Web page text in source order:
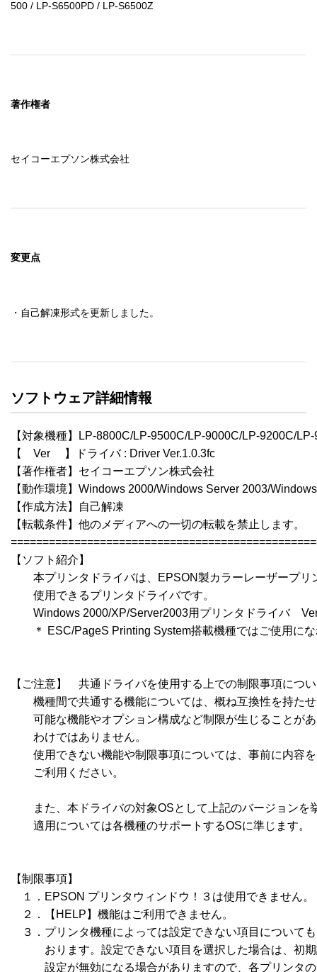
500 / LP-S6500PD / LP-S6500Z
著作権者
セイコーエプソン株式会社
変更点
・自己解凍形式を更新しました。
ソフトウェア詳細情報
【対象機種】LP-8800C/LP-9500C/LP-9000C/LP-9200C/
【　Ver 　】ドライバ : Driver Ver.1.0.3fc
【著作権者】セイコーエプソン株式会社
【動作環境】Windows 2000/Windows Server 2003/
【作成方法】自己解凍
【転載条件】他のメディアへの一切の転載を禁止します。
【ソフト紹介】
本プリンタドライバは、EPSON製カラーレーザープリ
使用できるプリンタドライバです。
Windows 2000/XP/Server2003用プリンタドライバ　
＊ ESC/PageS Printing System搭載機種ではご使用にな
【ご注意】　共通ドライバを使用する上での制限事項につ
機種間で共通する機能については、概ね互換性を持たせ
可能な機能やオプション構成など制限が生じることがあ
わけではありません。
使用できない機能や制限事項については、事前に内容を
ご利用ください。
また、本ドライバの対象OSとして上記のバージョンを
適用については各機種のサポートするOSに準じます。
【制限事項】
１．EPSON プリンタウィンドウ！３は使用できません。
２．【HELP】機能はご利用できません。
３．プリンタ機種によっては設定できない項目について
おります。設定できない項目を選択した場合は、初期
設定が無効になる場合がありますので、各プリンタの